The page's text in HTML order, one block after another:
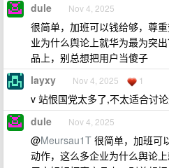
dule Nov 4, 2025
很简单，加班可以钱给够，尊
业为什么舆论上就华为最为突
品上，别总想把用户当傻子
layxy Nov 4, 2025 1
v 站恨国党太多了,不太适合讨
dule Nov 4, 2025
@Meursau1T 很简单，加班可
动作，这么多企业为什么舆论